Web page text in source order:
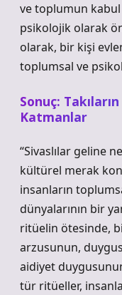
ve toplumun
psikolojik olarak
olarak, bir kişi
toplumsal ve
Sonuç:
Katmanlar
“Sivaslılar geline
kültürel merak
insanların
dünyalarının bir
ritüelin ötesinde,
arzusunun,
aidiyet
tür ritüeller,